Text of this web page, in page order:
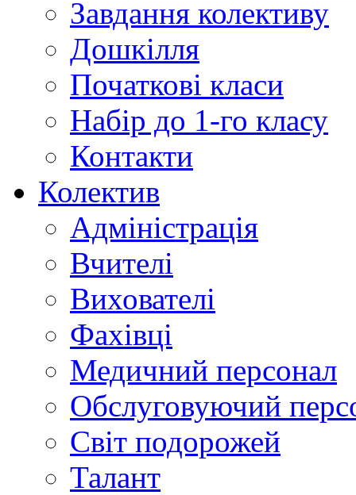
Завдання колективу
Дошкілля
Початкові класи
Набір до 1-го класу
Контакти
Колектив
Адміністрація
Вчителі
Вихователі
Фахівці
Медичний персонал
Обслуговуючий
Світ подорожей
Талант